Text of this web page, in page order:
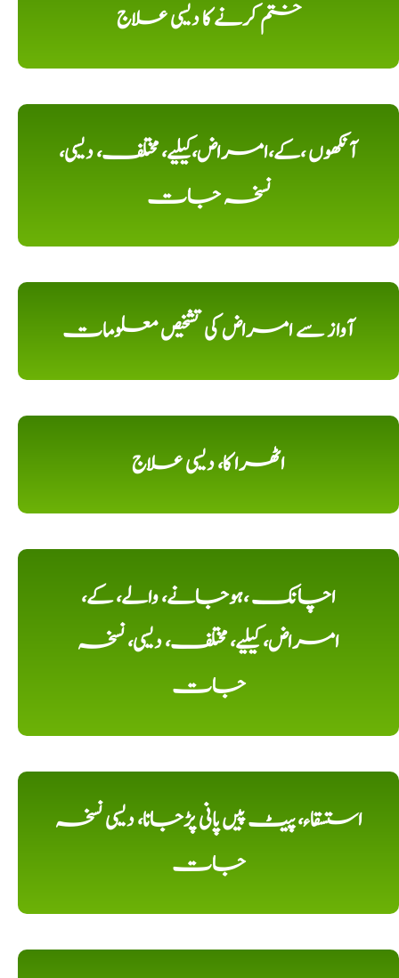
ختم کرنے کا دیسی علاج
آنکھوں ،کے،امراض،کیلیے، مختلف، دیسی،
نسخہ جات
آواز سے امراض کی تشخیص معلومات
اٹھرا کا، دیسی علاج
اچانک ،ہوجانے، والے، کے،
امراض، کیلیے، مختلف، دیسی، نسخہ
جات
استسقاء، پیٹ پیں پانی پڑجانا، دیسی نسخہ
جات